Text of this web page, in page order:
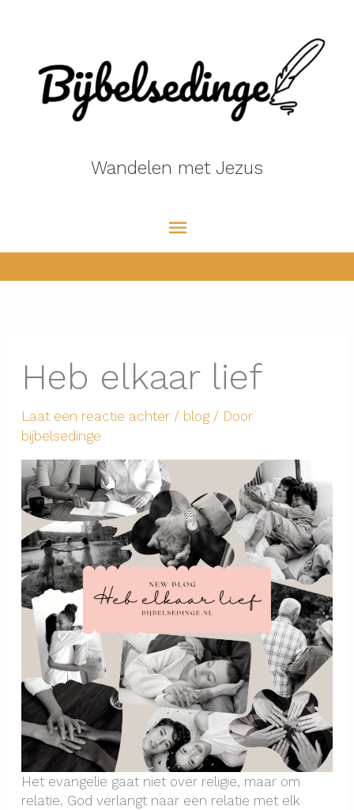
inhoud
Wandelen met Jezus
Hoofdmenu
Heb elkaar lief
Laat een reactie achter / blog/ Door
bijbelsedinge
Het evangelie gaat niet over religie, maar om
relatie. God verlangt naar een relatie met elk